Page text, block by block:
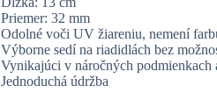
Priemer: 32 mm
Odolné voči UV žiareniu, nemení
Výborne sedí na riadidlách bez
Vynikajúci v náročných podmienkach
Jednoduchá údržba